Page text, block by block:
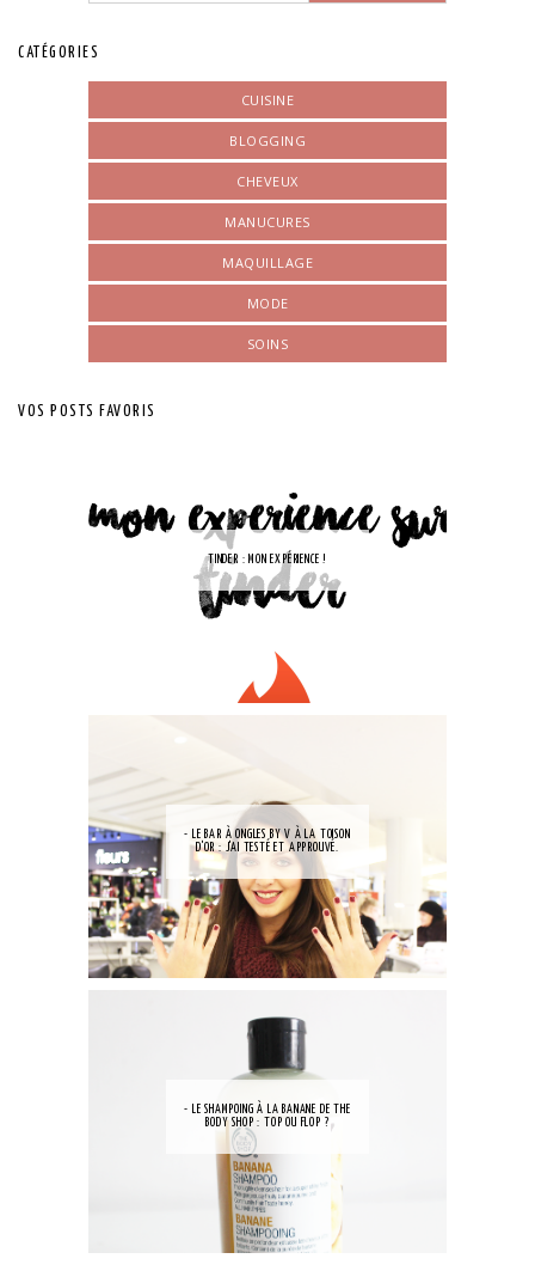
CATÉGORIES
CUISINE
BLOGGING
CHEVEUX
MANUCURES
MAQUILLAGE
MODE
SOINS
VOS POSTS FAVORIS
TINDER : MON EXPÉRIENCE !
- LE BAR À ONGLES BY V À LA TOISON
D'OR : J'AI TESTÉ ET APPROUVÉ.
- LE SHAMPOING À LA BANANE DE THE
BODY SHOP : TOP OU FLOP ?